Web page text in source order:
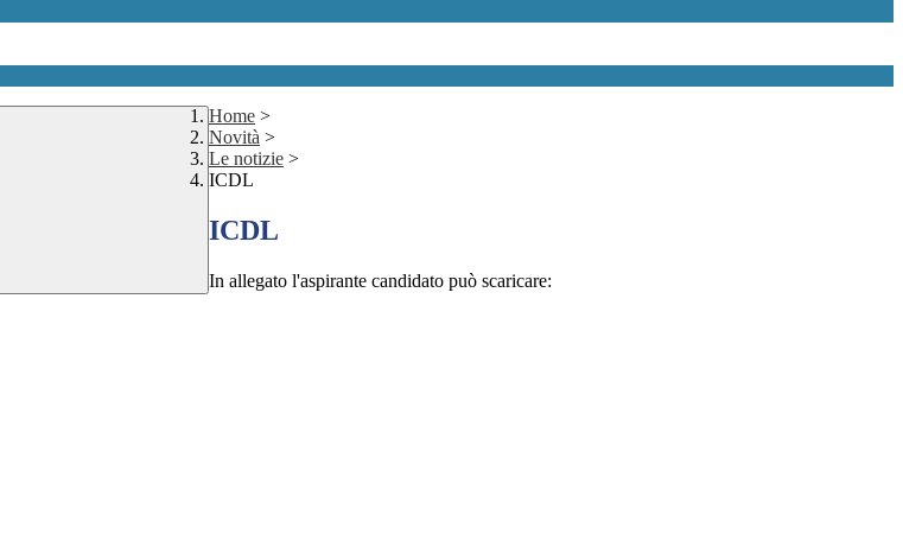
Home >
Novità >
Le notizie >
ICDL
ICDL
In allegato l'aspirante candidato può scaricare: